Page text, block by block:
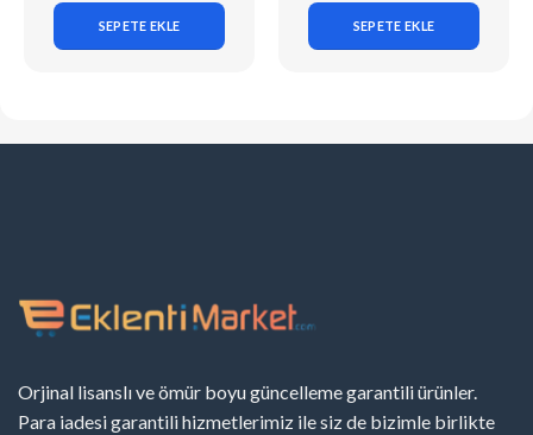
SEPETE EKLE SEPETE EKLE
Orjinal lisanslı ve ömür boyu güncelleme garantili ürünler.
Para iadesi garantili hizmetlerimiz ile siz de bizimle birlikte